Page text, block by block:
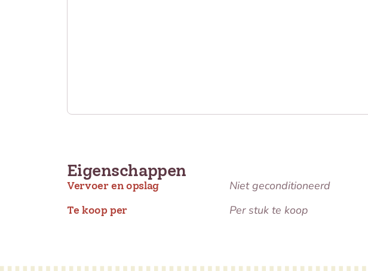
Eigenschappen
Vervoer en opslag Niet geconditioneerd
Te koop per Per stuk te koop